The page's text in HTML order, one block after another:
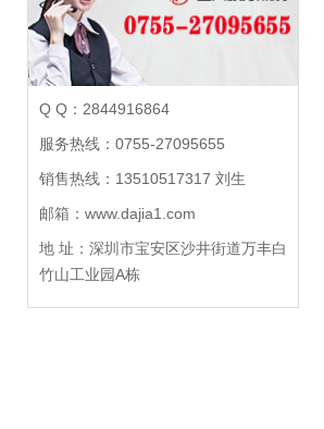
Q Q：2844916864
服务热线：0755-27095655
销售热线：13510517317 刘生
邮箱：www.dajia1.com
地 址：深圳市宝安区沙井街道万丰白
竹山工业园A栋